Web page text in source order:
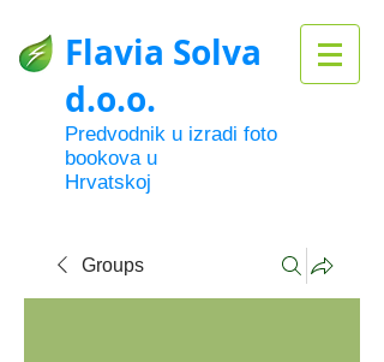
Flavia Solva
d.o.o.
Predvodnik u izradi foto
bookova u
Hrvatskoj
Groups